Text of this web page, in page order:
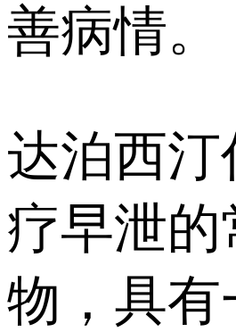
善病情。
达泊西
疗早泄的
物，具有